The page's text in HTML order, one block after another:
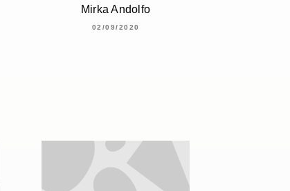
Mirka Andolfo
02/09/2020